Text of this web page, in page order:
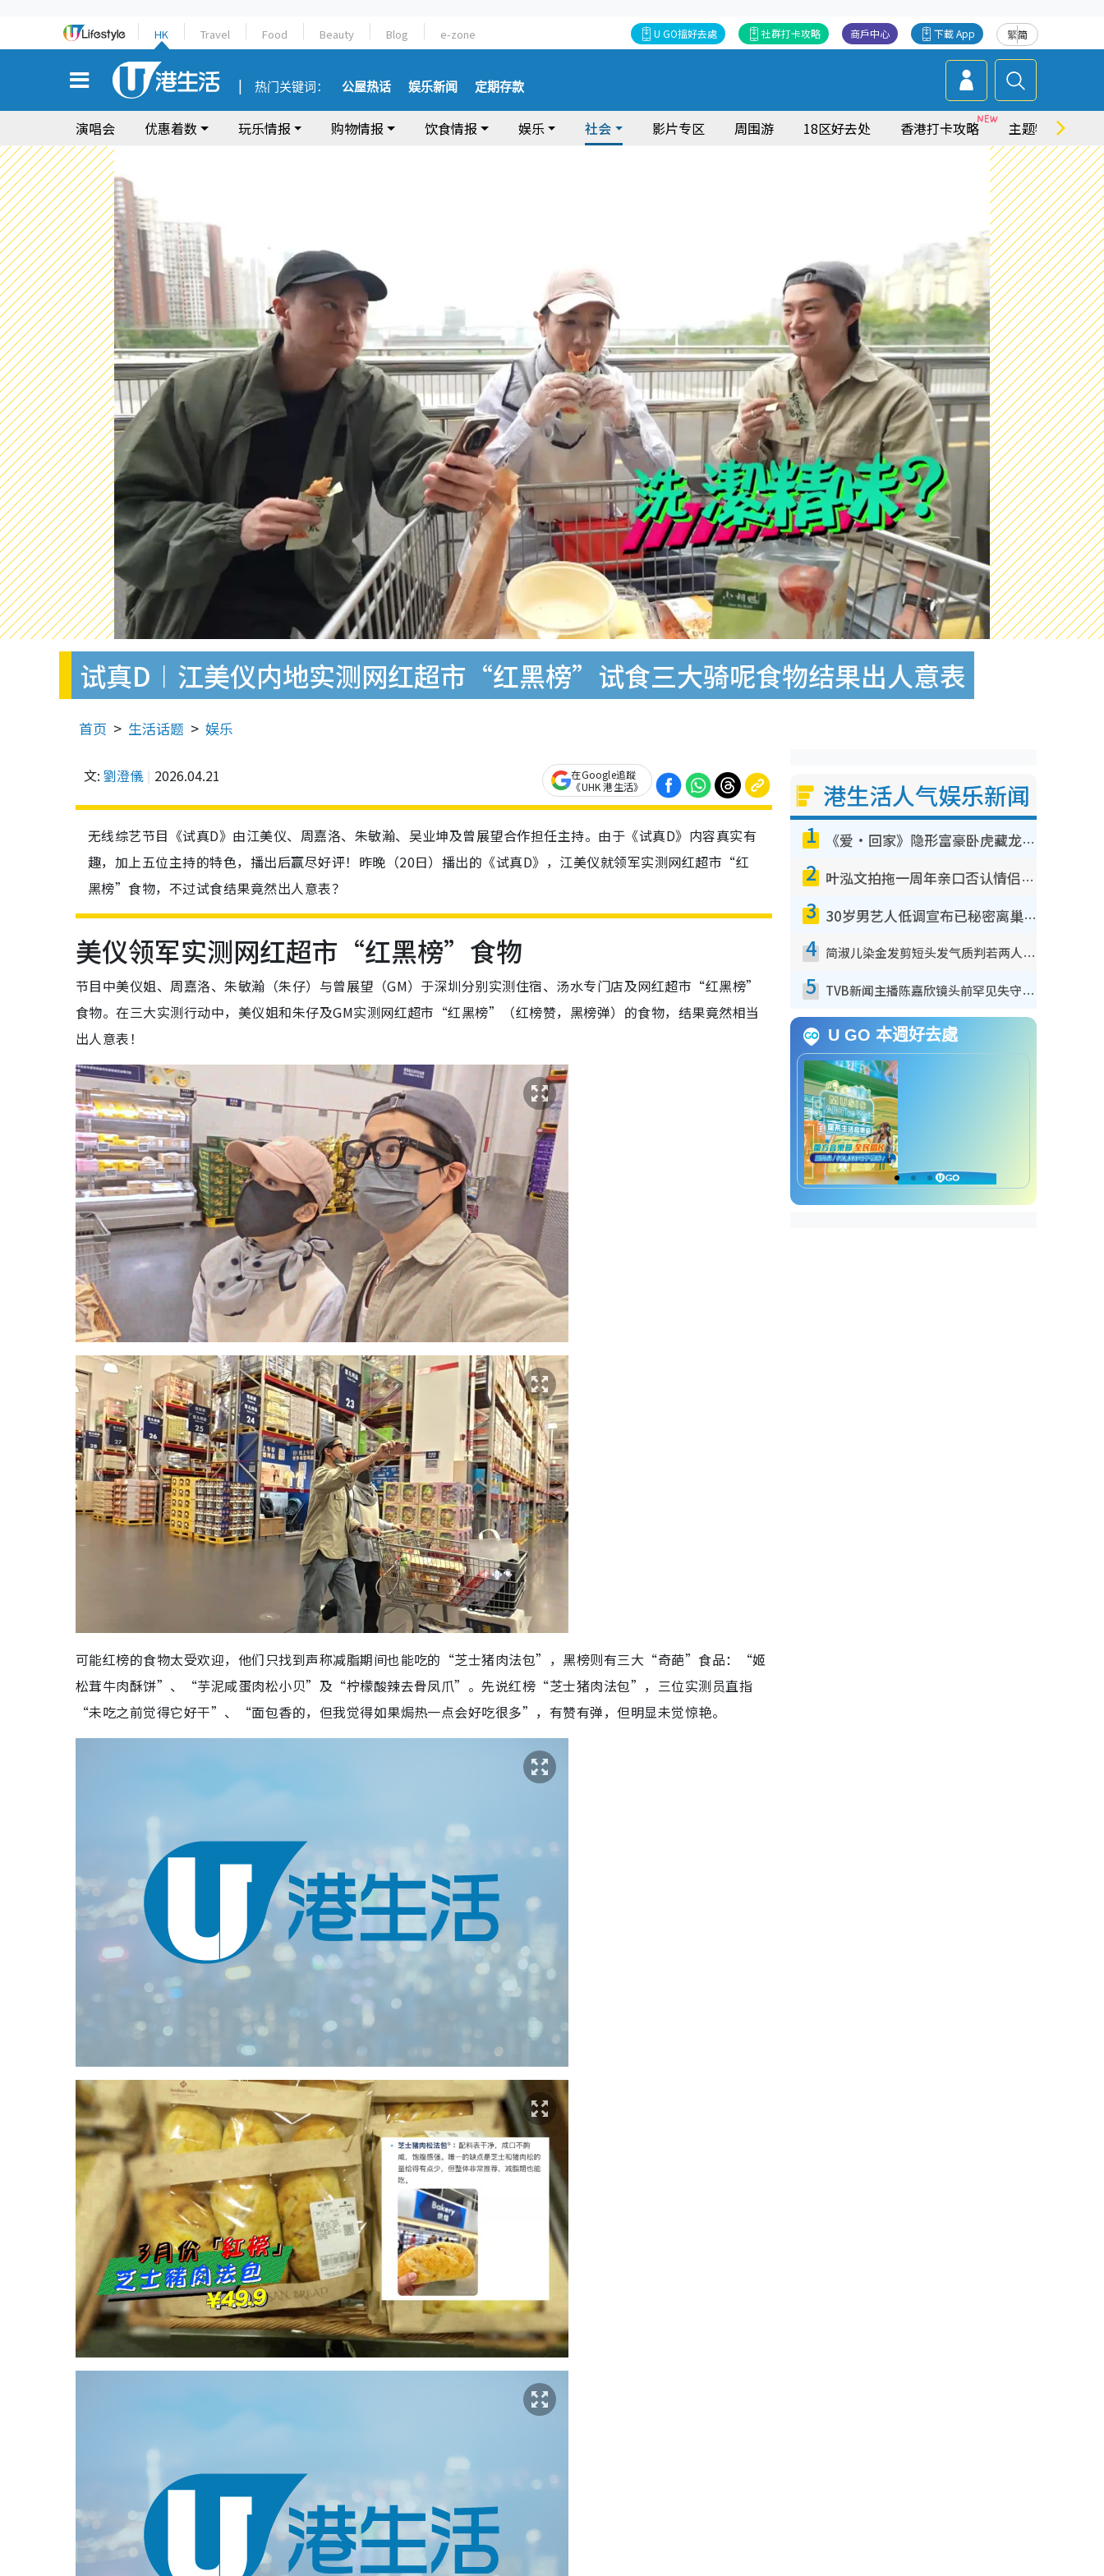
HK Travel Food Beauty Blog e-zone 繁简
下載 App
商戶中心
社群打卡攻略
U GO搵好去處
热门关键词： 公屋热话 娱乐新闻 定期存款
演唱会 优惠着数 玩乐情报 购物情报 饮食情报 娱乐 社会 影片专区 周围游 18区好去处 香港打卡攻略 主题特集
试真D︱江美仪内地实测网红超市“红黑榜”试食三大骑呢食物结果出人意表
首页 生活话题 娱乐
文: 劉澄儀 2026.04.21
在Google追蹤
《UHK 港生活》
无线综艺节目《试真D》由江美仪、周嘉洛、朱敏瀚、吴业坤及曾展望合作担任主持。由于《试真D》内容真实有
趣，加上五位主持的特色，播出后赢尽好评！昨晚（20日）播出的《试真D》，江美仪就领军实测网红超市“红
黑榜”食物，不过试食结果竟然出人意表？
美仪领军实测网红超市“红黑榜”食物
节目中美仪姐、周嘉洛、朱敏瀚（朱仔）与曾展望（GM）于深圳分别实测住宿、汤水专门店及网红超市“红黑榜”
食物。在三大实测行动中，美仪姐和朱仔及GM实测网红超市“红黑榜”（红榜赞，黑榜弹）的食物，结果竟然相当
出人意表！
可能红榜的食物太受欢迎，他们只找到声称减脂期间也能吃的“芝士猪肉法包”，黑榜则有三大“奇葩”食品：“姬
松茸牛肉酥饼”、“芋泥咸蛋肉松小贝”及“柠檬酸辣去骨凤爪”。先说红榜“芝士猪肉法包”，三位实测员直指
“未吃之前觉得它好干”、“面包香的，但我觉得如果焗热一点会好吃很多”，有赞有弹，但明显未觉惊艳。
港生活人气娱乐新闻
1 《爱·回家》隐形富豪卧虎藏龙！盘点12位财气逼人的有钱艺人：这位美女3亿身家不愁做
2 叶泓文拍拖一周年亲口否认情侣关系？！被质疑感情造假竟称GM“普通同事”
3 30岁男艺人低调宣布已秘密离巢！人气急跌变失踪人口：“这几年过得并不容易”
4 简淑儿染金发剪短头发气质判若两人！吓坏老公麦大力都认不出：“你做什么？”
5 TVB新闻主播陈嘉欣镜头前罕见失守！遭林超英一句话突袭吓坏当场大笑
U GO 本週好去處